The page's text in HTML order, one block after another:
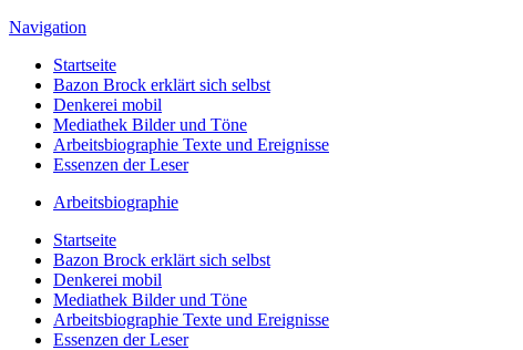
Navigation
Startseite
Bazon Brock erklärt sich selbst
Denkerei mobil
Mediathek Bilder und Töne
Arbeitsbiographie Texte und Ereignisse
Essenzen der Leser
Arbeitsbiographie
Startseite
Bazon Brock erklärt sich selbst
Denkerei mobil
Mediathek Bilder und Töne
Arbeitsbiographie Texte und Ereignisse
Essenzen der Leser